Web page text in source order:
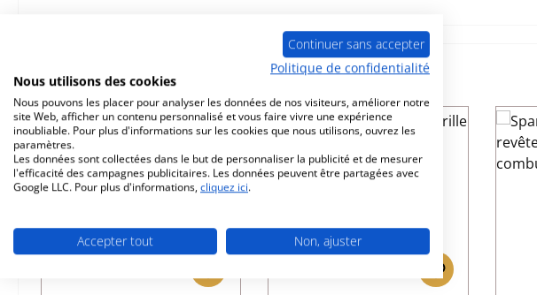
Ignorer la galerie de produits
Seul 2 disponible
Continuer sans accepter
Politique de confidentialité
Nous utilisons des cookies
Nous pouvons les placer pour analyser les données de nos visiteurs, améliorer notre
site Web, afficher un contenu personnalisé et vous faire vivre une expérience
inoubliable. Pour plus d'informations sur les cookies que nous utilisons, ouvrez les
paramètres.
Les données sont collectées dans le but de personnaliser la publicité et de mesurer
l'efficacité des campagnes publicitaires. Les données peuvent être partagées avec
Google LLC. Pour plus d'informations, cliquez ici.
Accepter tout Non, ajuster